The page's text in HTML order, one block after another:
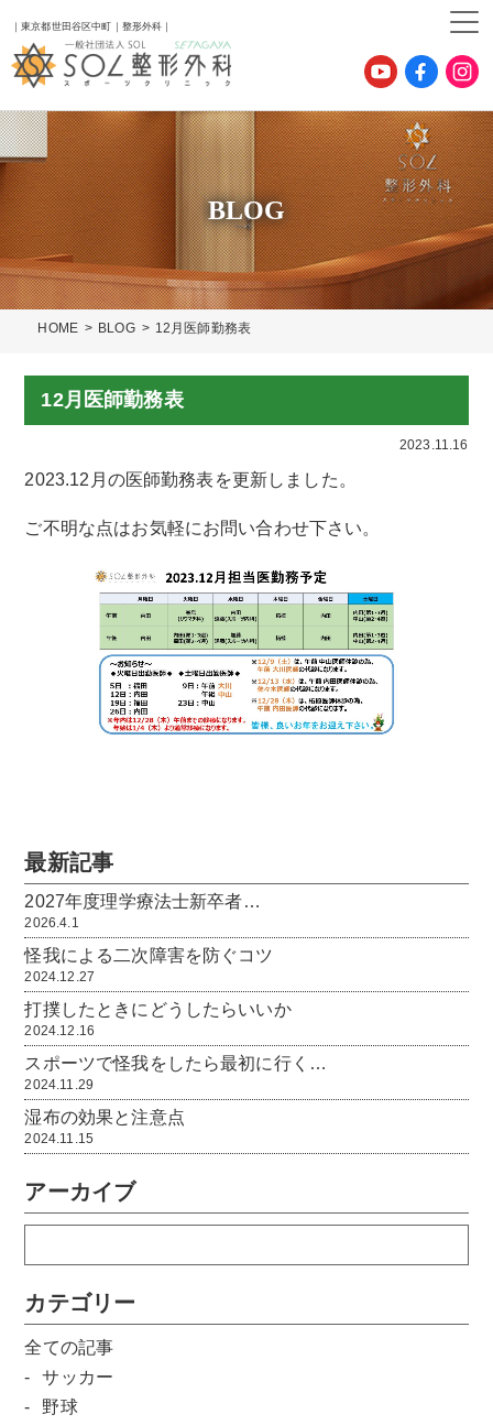
｜東京都世田谷区中町｜整形外科｜
BLOG
HOME BLOG 12月医師勤務表
12月医師勤務表
2023.11.16
2023.12月の医師勤務表を更新しました。
ご不明な点はお気軽にお問い合わせ下さい。
最新記事
2027年度理学療法士新卒者…
2026.4.1
怪我による二次障害を防ぐコツ
2024.12.27
打撲したときにどうしたらいいか
2024.12.16
スポーツで怪我をしたら最初に行く…
2024.11.29
湿布の効果と注意点
2024.11.15
アーカイブ
カテゴリー
全ての記事
サッカー
野球